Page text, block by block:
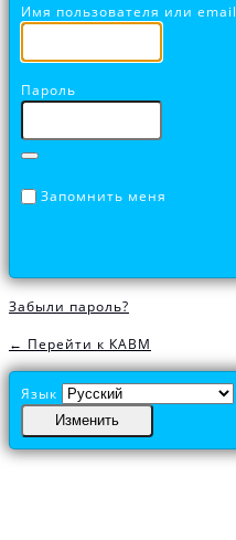
Имя пользователя или email
Пароль
Запомнить меня
Забыли пароль?
← Перейти к КАВМ
Язык